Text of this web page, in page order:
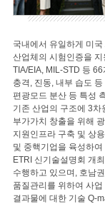
국내에서 유일하게 미
산업체의 시험인증을
TIA/EIA, MIL-STD 등
충격, 진동, 내부 습도
편광모드 분산 등 특성
기존 산업의 구조에 3
부가가치 창출을 위해
지원인프라 구축 및 상
및 중핵기업을 육성하
ETRI 신기술설명회 개
수행하고 있으며, 호남
품질관리를 위하여 사
결과물에 대한 기술 Q-